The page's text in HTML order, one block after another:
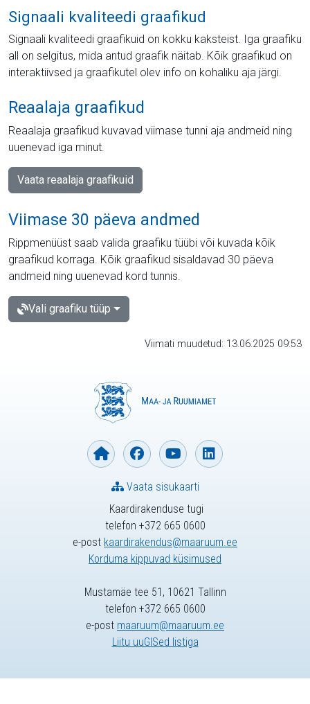
Signaali kvaliteedi graafikud
Signaali kvaliteedi graafikuid on kokku kaksteist. Iga graafiku
all on selgitus, mida antud graafik näitab. Kõik graafikud on
interaktiivsed ja graafikutel olev info on kohaliku aja järgi.
Reaalaja graafikud
Reaalaja graafikud kuvavad viimase tunni aja andmeid ning
uuenevad iga minut.
Vaata reaalaja graafikuid
Viimase 30 päeva andmed
Rippmenüüst saab valida graafiku tüübi või kuvada kõik
graafikud korraga. Kõik graafikud sisaldavad 30 päeva
andmeid ning uuenevad kord tunnis.
Vali graafiku tüüp
Viimati muudetud: 13.06.2025 09:53
Kaardirakenduse tugi
telefon +372 665 0600
e-post kaardirakendus@maaruum.ee
Korduma kippuvad küsimused
Vaata sisukaarti
Mustamäe tee 51, 10621 Tallinn
telefon +372 665 0600
e-post maaruum@maaruum.ee
Liitu uuGISed listiga